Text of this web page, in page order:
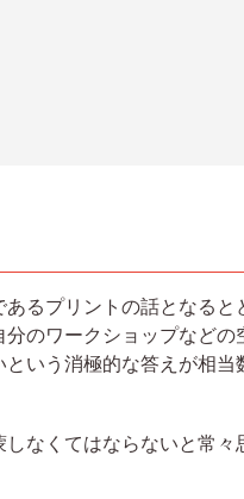
るプリントの話となると
のワークショップなどの
いう消極的な答えが相当
なくてはならないと常々